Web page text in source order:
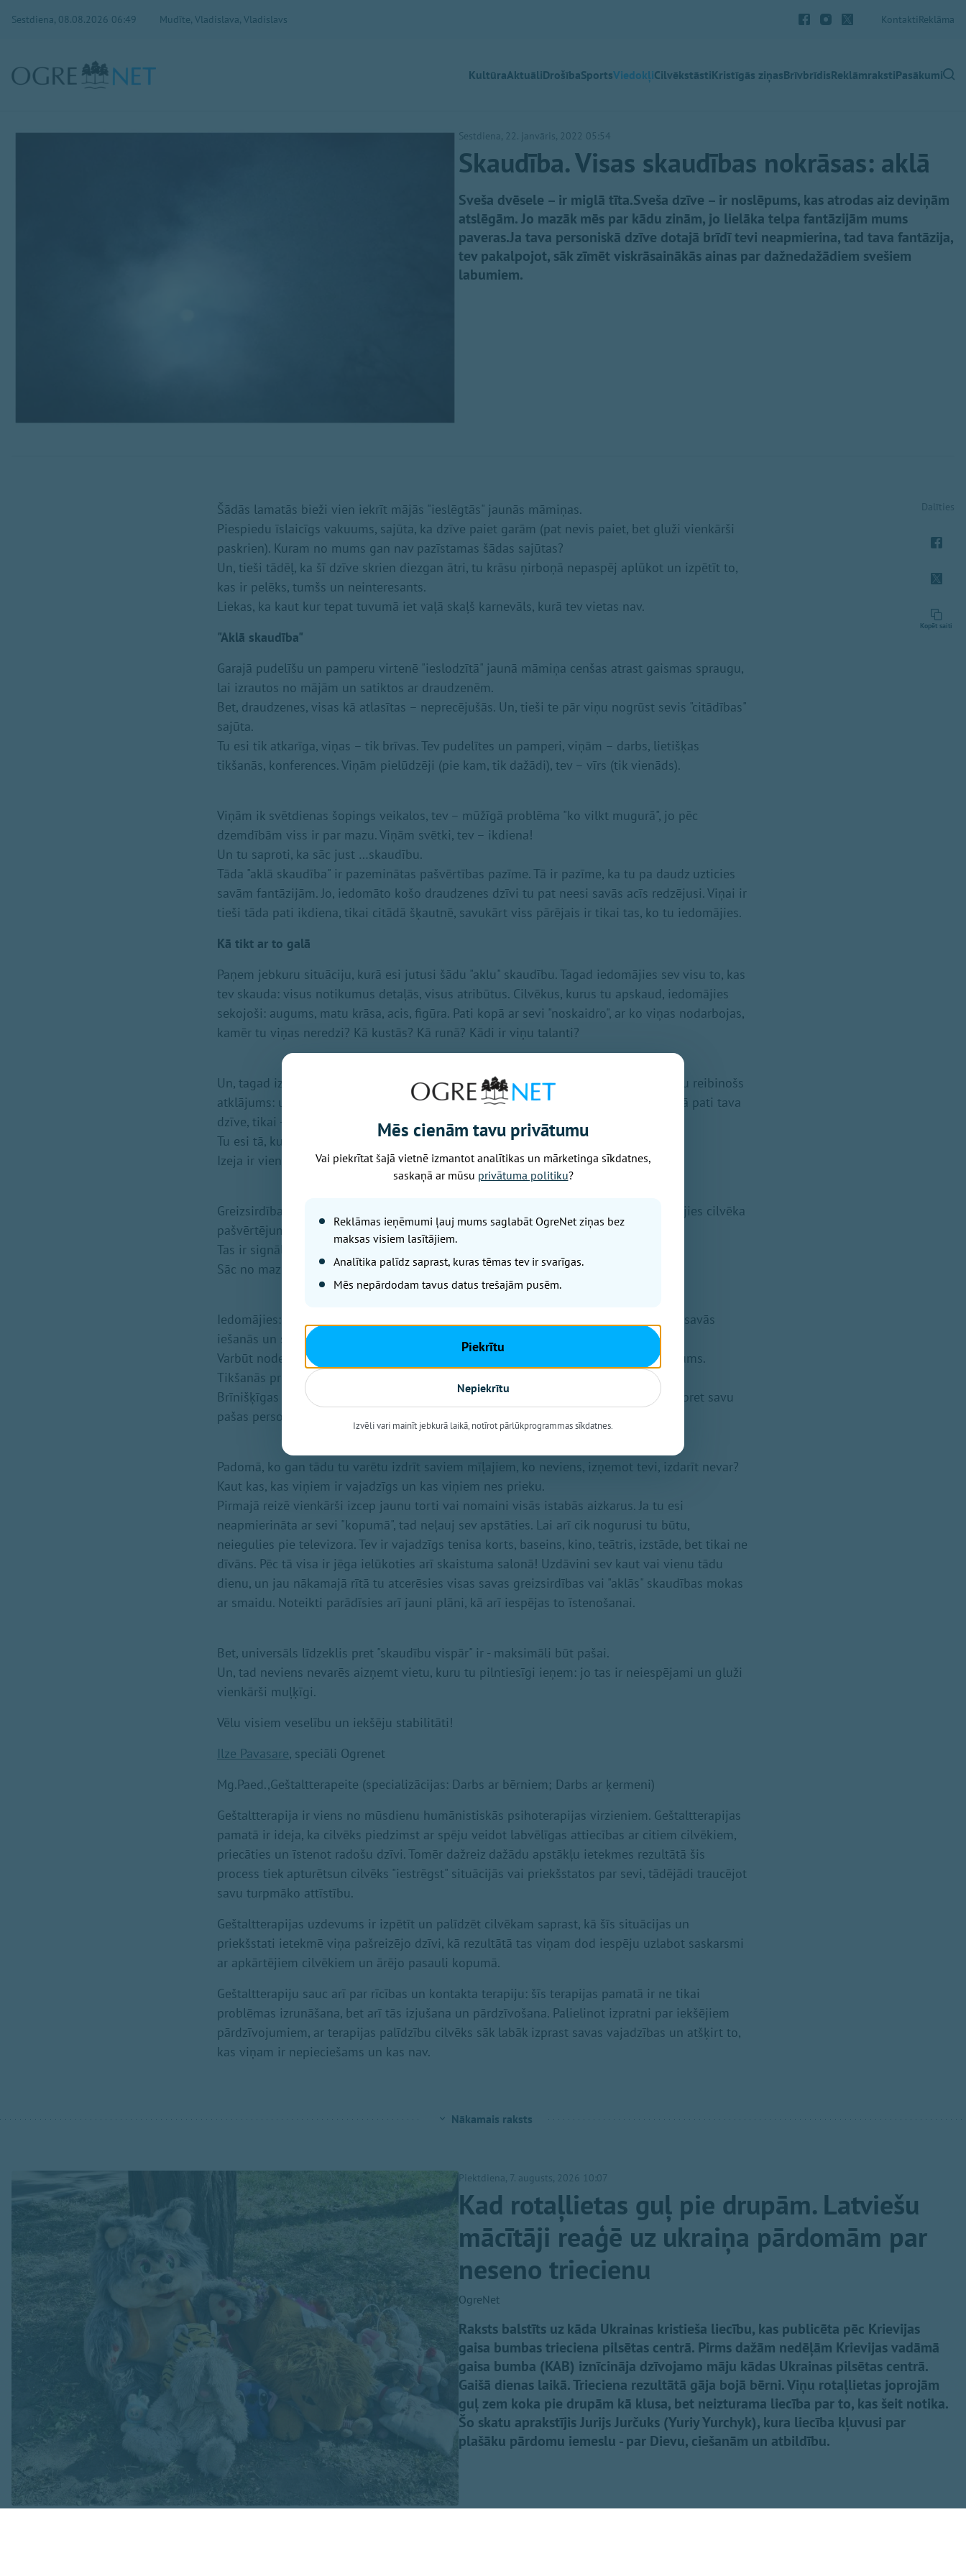
Sestdiena, 08.08.2026 06:49 Mudīte, Vladislava, Vladislavs KontaktiReklāma
KultūraAktuāliDrošībaSportsViedokļiCilvēkstāstiKristīgās ziņasBrīvbrīdisReklāmrakstiPasākumi
Sestdiena, 22. janvāris, 2022 05:54
Skaudība. Visas skaudības nokrāsas: aklā
Sveša dvēsele – ir miglā tīta.Sveša dzīve – ir noslēpums, kas atrodas aiz deviņām
atslēgām. Jo mazāk mēs par kādu zinām, jo lielāka telpa fantāzijām mums
paveras.Ja tava personiskā dzīve dotajā brīdī tevi neapmierina, tad tava fantāzija,
tev pakalpojot, sāk zīmēt viskrāsainākās ainas par dažnedažādiem svešiem
labumiem.
Šādās lamatās bieži vien iekrīt mājās "ieslēgtās" jaunās māmiņas.
Piespiedu īslaicīgs vakuums, sajūta, ka dzīve paiet garām (pat nevis paiet, bet gluži vienkārši
paskrien). Kuram no mums gan nav pazīstamas šādas sajūtas?
Un, tieši tādēļ, ka šī dzīve skrien diezgan ātri, tu krāsu ņirboņā nepaspēj aplūkot un izpētīt to,
kas ir pelēks, tumšs un neinteresants.
Liekas, ka kaut kur tepat tuvumā iet vaļā skaļš karnevāls, kurā tev vietas nav.
"Aklā skaudība"
Garajā pudelīšu un pamperu virtenē "ieslodzītā" jaunā māmiņa cenšas atrast gaismas spraugu,
lai izrautos no mājām un satiktos ar draudzenēm.
Bet, draudzenes, visas kā atlasītas – neprecējušās. Un, tieši te pār viņu nogrūst sevis "citādības"
sajūta.
Tu esi tik atkarīga, viņas – tik brīvas. Tev pudelītes un pamperi, viņām – darbs, lietišķas
tikšanās, konferences. Viņām pielūdzēji (pie kam, tik dažādi), tev – vīrs (tik vienāds).
Viņām ik svētdienas šopings veikalos, tev – mūžīgā problēma "ko vilkt mugurā", jo pēc
dzemdībām viss ir par mazu. Viņām svētki, tev – ikdiena!
Un tu saproti, ka sāc just …skaudību.
Tāda "aklā skaudība" ir pazeminātas pašvērtības pazīme. Tā ir pazīme, ka tu pa daudz uzticies
savām fantāzijām. Jo, iedomāto košo draudzenes dzīvi tu pat neesi savās acīs redzējusi. Viņai ir
tieši tāda pati ikdiena, tikai citādā šķautnē, savukārt viss pārējais ir tikai tas, ko tu iedomājies.
Kā tikt ar to galā
Paņem jebkuru situāciju, kurā esi jutusi šādu "aklu" skaudību. Tagad iedomājies sev visu to, kas
tev skauda: visus notikumus detaļās, visus atribūtus. Cilvēkus, kurus tu apskaud, iedomājies
sekojoši: augums, matu krāsa, acis, figūra. Pati kopā ar sevi "noskaidro", ar ko viņas nodarbojas,
kamēr tu viņas neredzi? Kā kustās? Kā runā? Kādi ir viņu talanti?
Un, tagad izvērtē šo nokaitēto, sevis izveidoto fantāziju tēlu. Tev tiek garantēts galvu reibinošs
atklājums: uzgleznotā glezna ir tik vien kā tavas personiskās dzīves pretpols! Tā ir tā pati tava
dzīve, tikai - tava "ideālā" dzīve!
Tu esi tā, kura tajā runā un staigā, vienīgi - tāda, kādai tev gribētos būt.
Izeja ir viena – ir jāstrādā ar sevi un ar savu dzīvi.
Greizsirdība un skaudība – ir sarkanās lampiņas, kuras iedegas tad, kad ir pazeminājies cilvēka
pašvērtējums.
Tas ir signāls: ir laiks padomāt par sevi.
Sāc no mazumiņa: paskaties uz sevi ar tās pašas savas draudzenes acīm.
Iedomājies: cik daudz labu lietu viņa ieraudzītu tavā dzīvē? Tās pašas, par kurām tu savās
iešanās un skriešanās pavisam esi aizmirsusi.
Varbūt noderēs, lūk, kāds špikerītis: piemēram, stabilitāte, ģimenisks siltums, mājīgums.
Tikšanās prieki ar tuvajiem, kuri vienmēr ir tev blakus.
Brīnišķīgas zāles pret pasīvu skaudību ir aktīva radoša darbība, kā arī uzmanīgums pret savu
pašas personu un rūpes par sevi, mīļoto.
Padomā, ko gan tādu tu varētu izdrīt saviem mīļajiem, ko neviens, izņemot tevi, izdarīt nevar?
Kaut kas, kas viņiem ir vajadzīgs un kas viņiem nes prieku.
Pirmajā reizē vienkārši izcep jaunu torti vai nomaini visās istabās aizkarus. Ja tu esi
neapmierināta ar sevi "kopumā", tad neļauj sev apstāties. Lai arī cik nogurusi tu būtu,
neiegulies pie televizora. Tev ir vajadzīgs tenisa korts, baseins, kino, teātris, izstāde, bet tikai ne
dīvāns. Pēc tā visa ir jēga ielūkoties arī skaistuma salonā! Uzdāvini sev kaut vai vienu tādu
dienu, un jau nākamajā rītā tu atcerēsies visas savas greizsirdības vai "aklās" skaudības mokas
ar smaidu. Noteikti parādīsies arī jauni plāni, kā arī iespējas to īstenošanai.
Bet, universāls līdzeklis pret "skaudību vispār" ir - maksimāli būt pašai.
Un, tad neviens nevarēs aizņemt vietu, kuru tu pilntiesīgi ieņem: jo tas ir neiespējami un gluži
vienkārši muļķīgi.
Vēlu visiem veselību un iekšēju stabilitāti!
Ilze Pavasare, speciāli Ogrenet
Mg.Paed.,Geštaltterapeite (specializācijas: Darbs ar bērniem; Darbs ar ķermeni)
Geštaltterapija ir viens no mūsdienu humānistiskās psihoterapijas virzieniem. Geštaltterapijas
pamatā ir ideja, ka cilvēks piedzimst ar spēju veidot labvēlīgas attiecības ar citiem cilvēkiem,
priecāties un īstenot radošu dzīvi. Tomēr dažreiz dažādu apstākļu ietekmes rezultātā šis
process tiek apturētsun cilvēks "iestrēgst" situācijās vai priekšstatos par sevi, tādējādi traucējot
savu turpmāko attīstību.
Geštaltterapijas uzdevums ir izpētīt un palīdzēt cilvēkam saprast, kā šīs situācijas un
priekšstati ietekmē viņa pašreizējo dzīvi, kā rezultātā tas viņam dod iespēju uzlabot saskarsmi
ar apkārtējiem cilvēkiem un ārējo pasauli kopumā.
Geštaltterapiju sauc arī par rīcības un kontakta terapiju: šīs terapijas pamatā ir ne tikai
problēmas izrunāšana, bet arī tās izjušana un pārdzīvošana. Palielinot izpratni par iekšējiem
pārdzīvojumiem, ar terapijas palīdzību cilvēks sāk labāk izprast savas vajadzības un atšķirt to,
kas viņam ir nepieciešams un kas nav.
Dalīties
Kopēt saiti
Nākamais raksts
Piektdiena, 7. augusts, 2026 10:07
Kad rotaļlietas guļ pie drupām. Latviešu
mācītāji reaģē uz ukraiņa pārdomām par
neseno triecienu
OgreNet
Raksts balstīts uz kāda Ukrainas kristieša liecību, kas publicēta pēc Krievijas
gaisa bumbas trieciena pilsētas centrā. Pirms dažām nedēļām Krievijas vadāmā
gaisa bumba (KAB) iznīcināja dzīvojamo māju kādas Ukrainas pilsētas centrā.
Gaišā dienas laikā. Trieciena rezultātā gāja bojā bērni. Viņu rotaļlietas joprojām
guļ zem koka pie drupām kā klusa, bet neizturama liecība par to, kas šeit notika.
Šo skatu aprakstījis Jurijs Jurčuks (Yuriy Yurchyk), kura liecība kļuvusi par
plašāku pārdomu iemeslu - par Dievu, ciešanām un atbildību.
Mēs cienām tavu privātumu
Vai piekrītat šajā vietnē izmantot analītikas un mārketinga sīkdatnes,
saskaņā ar mūsu privātuma politiku?
Reklāmas ieņēmumi ļauj mums saglabāt OgreNet ziņas bez
maksas visiem lasītājiem.
Analītika palīdz saprast, kuras tēmas tev ir svarīgas.
Mēs nepārdodam tavus datus trešajām pusēm.
Piekrītu
Nepiekrītu
Izvēli vari mainīt jebkurā laikā, notīrot pārlūkprogrammas sīkdatnes.